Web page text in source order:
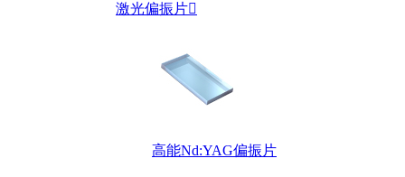
激光偏振片
高能Nd:YAG偏振片